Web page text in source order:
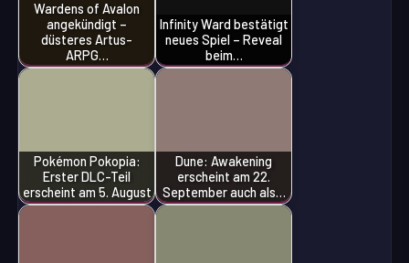
Wardens of Avalon
angekündigt –
düsteres Artus-
ARPG…
Infinity Ward bestätigt
neues Spiel – Reveal
beim…
Pokémon Pokopia:
Erster DLC-Teil
erscheint am 5. August
Dune: Awakening
erscheint am 22.
September auch als…